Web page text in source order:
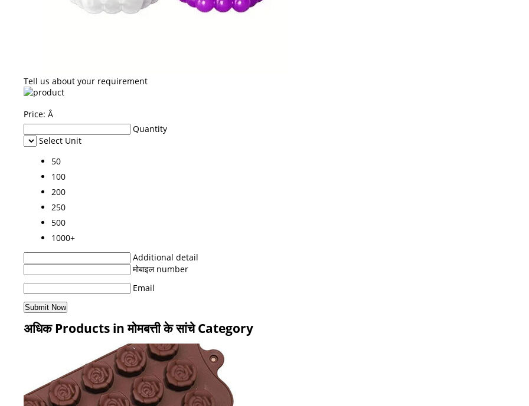
Tell us about your requirement
Price: Â
Quantity
Select Unit
50
100
200
250
500
1000+
Additional detail
मोबाइल number
Email
अधिक Products in मोमबत्ती के सांचे Category